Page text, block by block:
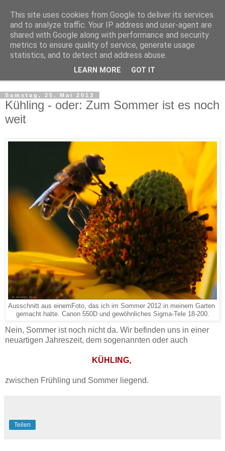
Regensburger Tagebuch
Notizen aus der nördlichsten Stadt Italiens
Samstag, 25. Mai 2013
Kühling - oder: Zum Sommer ist es noch
weit
Ausschnitt aus einemFoto, das ich im Sommer 2012 in meinem Garten
gemacht hatte. Canon 550D und gewöhnliches Sigma-Tele 18-200.
Nein, Sommer ist noch nicht da. Wir befinden uns in einer
neuartigen Jahreszeit, dem sogenannten oder auch
KÜHLING,
zwischen Frühling und Sommer liegend.
Teilen
This site uses cookies from Google to deliver its services
and to analyze traffic. Your IP address and user-agent are
shared with Google along with performance and security
metrics to ensure quality of service, generate usage
statistics, and to detect and address abuse.
LEARN MORE GOT IT